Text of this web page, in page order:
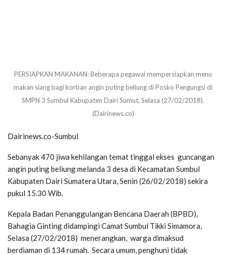
PERSIAPKAN MAKANAN: Beberapa pegawai mempersiapkan menu
makan siang bagi korban angin puting beliung di Posko Pengungsi di
SMPN 3 Sumbul Kabupaten Dairi Sumut, Selasa (27/02/2018).
(Dairinews.co)
Dairinews.co-Sumbul
Sebanyak 470 jiwa kehilangan temat tinggal ekses guncangan
angin puting beliung melanda 3 desa di Kecamatan Sumbul
Kabupaten Dairi Sumatera Utara, Senin (26/02/2018) sekira
pukul 15.30 Wib.
Kepala Badan Penanggulangan Bencana Daerah (BPBD),
Bahagia Ginting didampingi Camat Sumbul Tikki Simamora,
Selasa (27/02/2018) menerangkan, warga dimaksud
berdiaman di 134 rumah. Secara umum, penghuni tidak